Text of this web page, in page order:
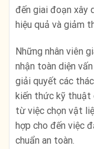
đến giai đoạn xây
hiệu quả và giảm
Những nhân viên
nhận toàn diện
giải quyết các
kiến thức kỹ thuật
từ việc chọn vật
hợp cho đến việc
chuẩn an toàn.